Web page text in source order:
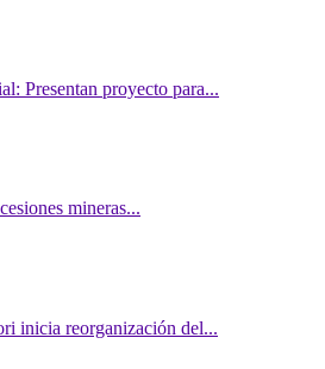
Presentan proyecto para...
mineras...
inicia reorganización del...